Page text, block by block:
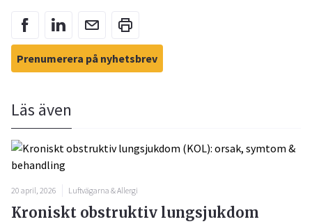
Prenumerera på nyhetsbrev
Läs även
20 april, 2026 Luftvägarna & Allergi
Kroniskt obstruktiv lungsjukdom